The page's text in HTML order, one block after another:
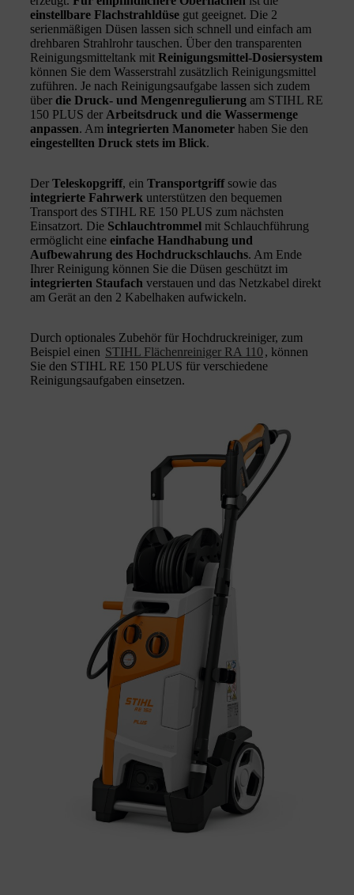
einstellbare Flachstrahldüse gut geeignet. Die 2
serienmäßigen Düsen lassen sich schnell und einfach am
drehbaren Strahlrohr tauschen. Über den transparenten
Reinigungsmitteltank mit Reinigungsmittel-Dosiersystem
können Sie dem Wasserstrahl zusätzlich Reinigungsmittel
zuführen. Je nach Reinigungsaufgabe lassen sich zudem
über die Druck- und Mengenregulierung am STIHL RE
150 PLUS der Arbeitsdruck und die Wassermenge
anpassen. Am integrierten Manometer haben Sie den
eingestellten Druck stets im Blick.
Der Teleskopgriff, ein Transportgriffsowie das
integrierte Fahrwerk unterstützen den bequemen
Transport des STIHL RE 150 PLUS zum nächsten
Einsatzort. Die Schlauchtrommel mit Schlauchführung
ermöglicht eine einfache Handhabung und
Aufbewahrung des Hochdruckschlauchs. Am Ende
Ihrer Reinigung können Sie die Düsen geschützt im
integrierten Staufach verstauen und das Netzkabel direkt
am Gerät an den 2 Kabelhaken aufwickeln.
Durch optionales Zubehör für Hochdruckreiniger, zum
Beispiel einen STIHL Flächenreiniger RA 110, können
Sie den STIHL RE 150 PLUS für verschiedene
Reinigungsaufgaben einsetzen.